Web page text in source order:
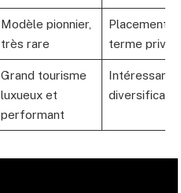
Modèle pionnier,
très rare
Placement
terme
Grand tourisme
luxueux et
performant
Intéressant